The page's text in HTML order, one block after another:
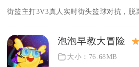
泡泡早教大冒险
大小：76.68MB